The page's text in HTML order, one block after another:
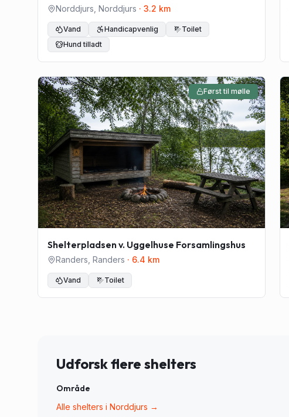
Norddjurs Norddjurs · 3.2 km
Vand Handicapvenlig
Toilet
Hund tilladt
Først til mølle
Shelterpladsen v. Uggelhuse Forsamlingshus
Randers Randers · 6.4 km
Vand Toilet
Udforsk flere shelters
Område
Alle shelters i Norddjurs →